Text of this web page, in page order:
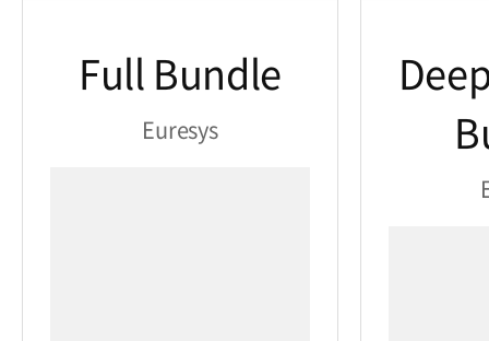
Full Bundle
Euresys